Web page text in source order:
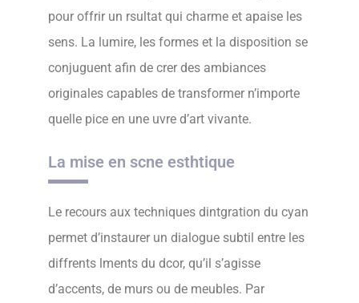
pour offrir un rsultat qui charme et apaise les
sens. La lumire, les formes et la disposition se
conjuguent afin de crer des ambiances
originales capables de transformer n’importe
quelle pice en une uvre d’art vivante.
La mise en scne esthtique
Le recours aux techniques dintgration du cyan
permet d’instaurer un dialogue subtil entre les
diffrents lments du dcor, qu’il s’agisse
d’accents, de murs ou de meubles. Par